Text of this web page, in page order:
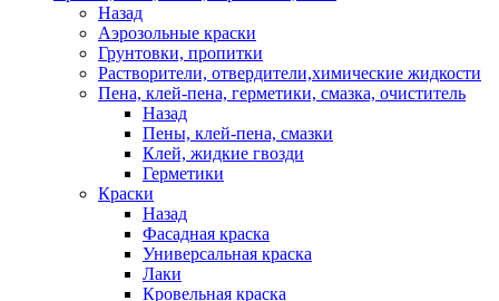
Назад
Аэрозольные краски
Грунтовки, пропитки
Растворители, отвердители,химические жидкости
Пена, клей-пена, герметики, смазка, очиститель
Назад
Пены, клей-пена, смазки
Клей, жидкие гвозди
Герметики
Краски
Назад
Фасадная краска
Универсальная краска
Лаки
Кровельная краска